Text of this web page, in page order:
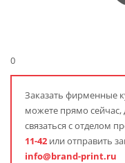
0
Заказать фирменные
можете прямо сейчас,
связаться с отделом
11-42 или отправить
info@brand-print.ru